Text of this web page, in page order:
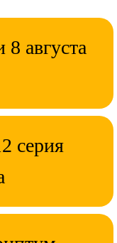
августа
серия